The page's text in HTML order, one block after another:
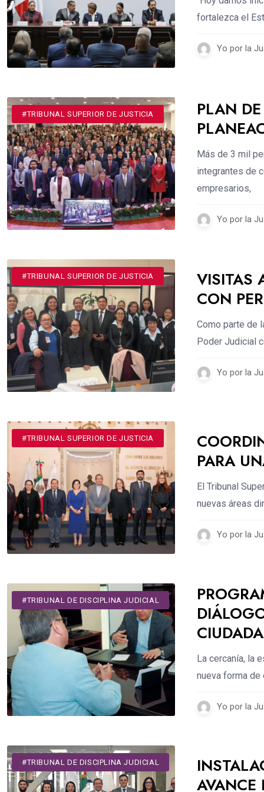
fortalezca el
Yo por la
#DESTACADOS
#TRIBUNAL SUPERIOR DE JUSTICIA
PLAN
Más de 3 mil
integrantes de
empresarios,
Yo por la
#DESTACADOS
#TRIBUNAL SUPERIOR DE JUSTICIA
VISITAS
CON
Como parte de
Poder Judicial
Yo por la
#DESTACADOS
#TRIBUNAL SUPERIOR DE JUSTICIA
PARA
El Tribunal
nuevas áreas
Yo por la
#DESTACADOS
#TRIBUNAL DE DISCIPLINA JUDICIAL
La cercanía, la
nueva forma de
Yo por la
#DESTACADOS
#TRIBUNAL DE DISCIPLINA JUDICIAL
AVANCE